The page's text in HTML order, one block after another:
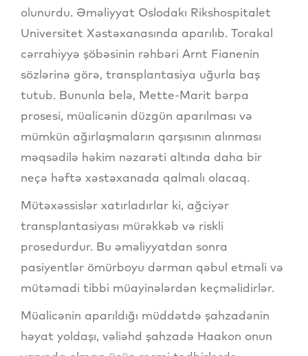
olunurdu. Əməliyyat Oslodakı Rikshospitalet
Universitet Xəstəxanasında aparılıb. Torakal
cərrahiyyə şöbəsinin rəhbəri Arnt Fianenin
sözlərinə görə, transplantasiya uğurla baş
tutub. Bununla belə, Mette-Marit bərpa
prosesi, müalicənin düzgün aparılması və
mümkün ağırlaşmaların qarşısının alınması
məqsədilə həkim nəzarəti altında daha bir
neçə həftə xəstəxanada qalmalı olacaq.
Mütəxəssislər xatırladırlar ki, ağciyər
transplantasiyası mürəkkəb və riskli
prosedurdur. Bu əməliyyatdan sonra
pasiyentlər ömürboyu dərman qəbul etməli və
mütəmadi tibbi müayinələrdən keçməlidirlər.
Müalicənin aparıldığı müddətdə şahzadənin
həyat yoldaşı, vəliəhd şahzadə Haakon onun